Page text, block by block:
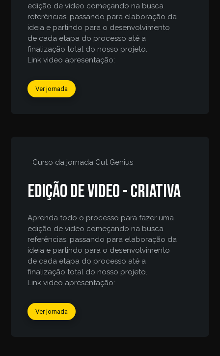
edição de video começando na busca
referências, passando para elaboração da
ideia e partindo para o desenvolvimento
de cada etapa do processo até a
finalização total do nosso projeto.
Link video apresentação:
Ver jornada
Curso da jornada Cut Genius
Edição de video - criativa
Aprenda todo o processo para fazer uma
edição de video começando na busca
referências, passando para elaboração da
ideia e partindo para o desenvolvimento
de cada etapa do processo até a
finalização total do nosso projeto.
Link video apresentação:
Ver jornada